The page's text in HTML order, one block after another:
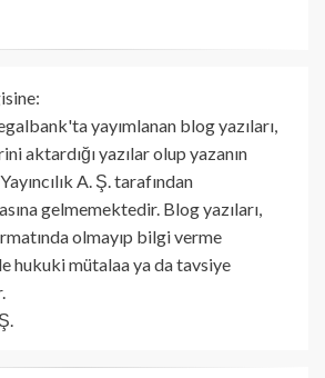
yayımlanan blog yazıları,
aktardığı yazılar olup yazanın
A. Ş. tarafından
gelmemektedir. Blog yazıları,
olmayıp bilgi verme
hukuki mütalaa ya da tavsiye